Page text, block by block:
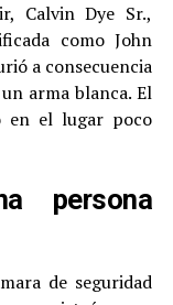
Calvin Dye Sr.,
como John
a consecuencia
arma blanca. El
en el lugar poco
persona
de seguridad